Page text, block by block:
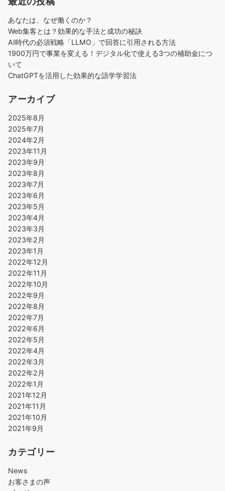
あなたは、なぜ働くのか？
Web集客とは？効果的な手法と成功の秘訣
AI時代の必須戦略「LLMO」で回答に引用される方法
1900万円で事業を変える！デジタル化で使える3つの補助金につ
いて
ChatGPTを活用した効果的な語学学習法
アーカイブ
2025年8月
2025年7月
2024年2月
2023年11月
2023年9月
2023年8月
2023年7月
2023年6月
2023年5月
2023年4月
2023年3月
2023年2月
2023年1月
2022年12月
2022年11月
2022年10月
2022年9月
2022年8月
2022年7月
2022年6月
2022年5月
2022年4月
2022年3月
2022年2月
2022年1月
2021年12月
2021年11月
2021年10月
2021年9月
カテゴリー
News
お客さまの声